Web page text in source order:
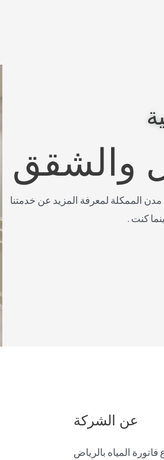
والشقق
24 ساعة بحميع مدن الممكلة لمعرفة المزيد عن خدمتنا
كنت .
عن الشركة
المياه بالرياض